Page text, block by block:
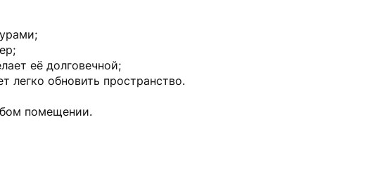
её долговечной;
легко обновить пространство.
помещении.